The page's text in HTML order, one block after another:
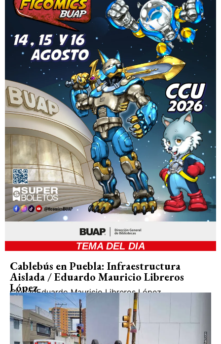
TEMA DEL DIA
Cablebús en Puebla: Infraestructura
Aislada / Eduardo Mauricio Libreros
López
CiudadEduardo Mauricio Libreros López